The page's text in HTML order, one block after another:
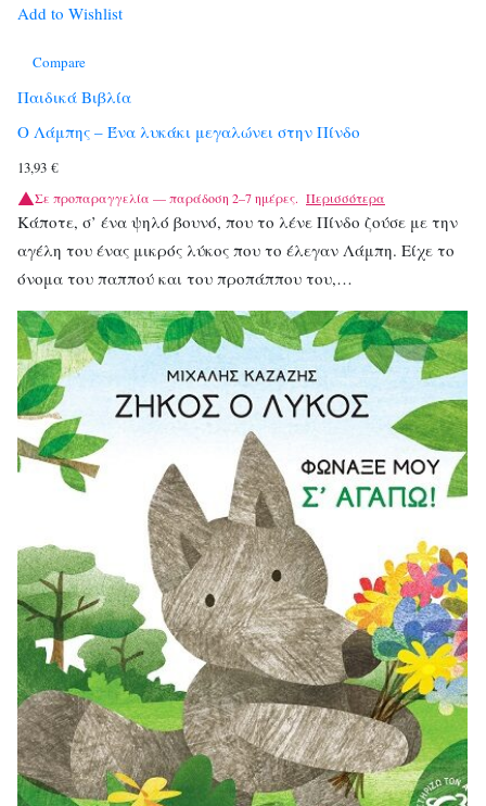
Add to Wishlist
Compare
Παιδικά Βιβλία
Ο Λάμπης – Ένα λυκάκι μεγαλώνει στην Πίνδο
13,93 €
Σε προπαραγγελία — παράδοση 2–7 ημέρες. Περισσότερα
Κάποτε, σ’ ένα ψηλό βουνό, που το λένε Πίνδο ζούσε με την
αγέλη του ένας μικρός λύκος που το έλεγαν Λάμπη. Είχε το
όνομα του παππού και του προπάππου του,…